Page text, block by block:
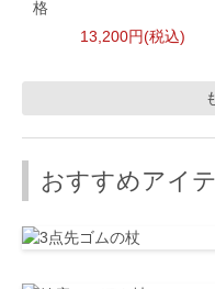
格
13,200円(税込)
おすすめアイ